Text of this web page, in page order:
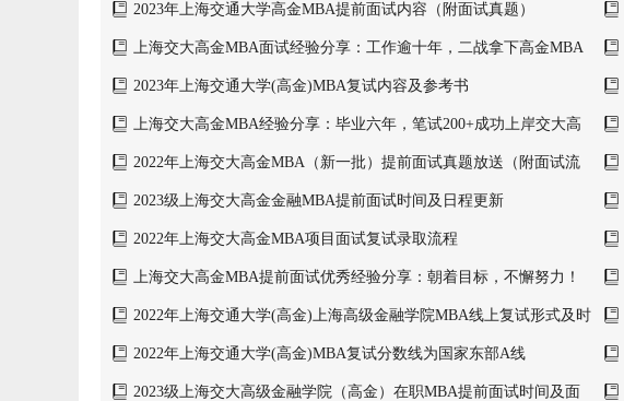
2023年上海交通大学高金MBA提前面试内容（附面试真题）
上海交大高金MBA面试经验分享：工作逾十年，二战拿下高金MBA
提前批面试优秀！
2023年上海交通大学(高金)MBA复试内容及参考书
上海交大高金MBA经验分享：毕业六年，笔试200+成功上岸交大高
金MBA
2022年上海交大高金MBA（新一批）提前面试真题放送（附面试流
2023级上海交大高金金融MBA提前面试时间及日程更新
2022年上海交大高金MBA项目面试复试录取流程
上海交大高金MBA提前面试优秀经验分享：朝着目标，不懈努力！
2022年上海交通大学(高金)上海高级金融学院MBA线上复试形式及时
2022年上海交通大学(高金)MBA复试分数线为国家东部A线
2023级上海交大高级金融学院（高金）在职MBA提前面试时间及面